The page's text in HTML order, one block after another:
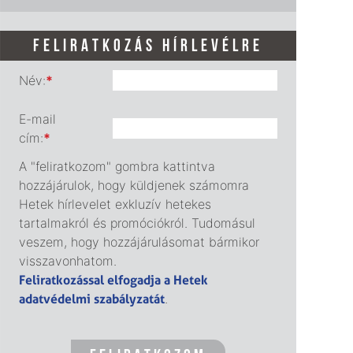
FELIRATKOZÁS HÍRLEVÉLRE
Név:*
E-mail
cím:*
A "feliratkozom" gombra kattintva
hozzájárulok, hogy küldjenek számomra
Hetek hírlevelet exkluzív hetekes
tartalmakról és promóciókról. Tudomásul
veszem, hogy hozzájárulásomat bármikor
visszavonhatom.
Feliratkozással elfogadja a Hetek
adatvédelmi szabályzatát.